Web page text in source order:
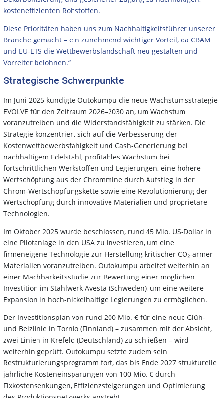
kosteneffizienten Rohstoffen.
Diese Prioritäten haben uns zum Nachhaltigkeitsführer unserer
Branche gemacht – ein zunehmend wichtiger Vorteil, da CBAM
und EU-ETS die Wettbewerbslandschaft neu gestalten und
Vorreiter belohnen.“
Strategische Schwerpunkte
Im Juni 2025 kündigte Outokumpu die neue Wachstumsstrategie
EVOLVE für den Zeitraum 2026–2030 an, um Wachstum
voranzutreiben und die Widerstandsfähigkeit zu stärken. Die
Strategie konzentriert sich auf die Verbesserung der
Kostenwettbewerbsfähigkeit und Cash-Generierung bei
nachhaltigem Edelstahl, profitables Wachstum bei
fortschrittlichen Werkstoffen und Legierungen, eine höhere
Wertschöpfung aus der Chrommine durch Aufstieg in der
Chrom-Wertschöpfungskette sowie eine Revolutionierung der
Wertschöpfung durch innovative Materialien und proprietäre
Technologien.
Im Oktober 2025 wurde beschlossen, rund 45 Mio. US-Dollar in
eine Pilotanlage in den USA zu investieren, um eine
firmeneigene Technologie zur Herstellung kritischer CO₂-armer
Materialien voranzutreiben. Outokumpu arbeitet weiterhin an
einer Machbarkeitsstudie zur Bewertung einer möglichen
Investition im Stahlwerk Avesta (Schweden), um eine weitere
Expansion in hoch-nickelhaltige Legierungen zu ermöglichen.
Der Investitionsplan von rund 200 Mio. € für eine neue Glüh-
und Beizlinie in Tornio (Finnland) – zusammen mit der Absicht,
zwei Linien in Krefeld (Deutschland) zu schließen – wird
weiterhin geprüft. Outokumpu setzte zudem sein
Restrukturierungsprogramm fort, das bis Ende 2027 strukturelle
jährliche Kosteneinsparungen von 100 Mio. € durch
Fixkostensenkungen, Effizienzsteigerungen und Optimierung